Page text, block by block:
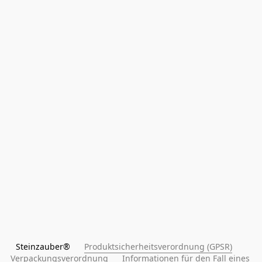
Steinzauber® Produktsicherheitsverordnung (GPSR)
Verpackungsverordnung
Informationen für den Fall eines